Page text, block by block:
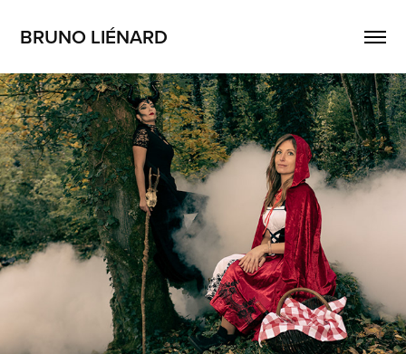
BRUNO LIÉNARD
Le petit chaperon rouge et Maléfique
2021